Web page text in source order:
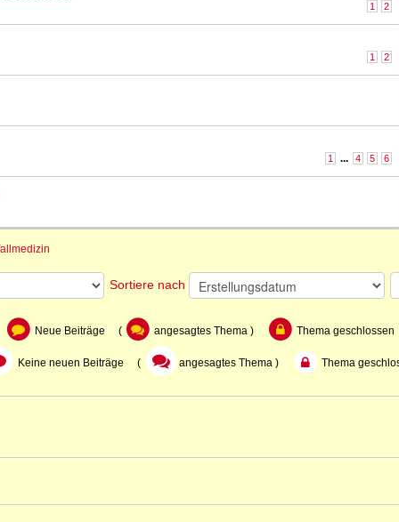
1 2
1 2
1 ... 4 5 6
Sortiere nach
Neue Beiträge ( angesagtes Thema ) Thema geschlossen
Keine neuen Beiträge ( angesagtes Thema ) Thema